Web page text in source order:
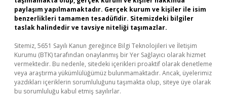
paylaşım yapılmamaktadır. Gerçek kurum ve kişiler ile isim
benzerlikleri tamamen tesadüfidir. Sitemizdeki bilgiler
taslak halindedir ve tavsiye niteliği taşımazlar.
Sitemiz, 5651 Sayılı Kanun gereğince Bilgi Teknolojileri ve İletişim
Kurumu (BTK) tarafından onaylanmış bir Yer Sağlayıcı olarak hizmet
vermektedir. Bu nedenle, sitedeki içerikleri proaktif olarak denetleme
veya araştırma yükümlülüğümüz bulunmamaktadır. Ancak, üyelerimiz
yazdıkları içeriklerin sorumluluğunu taşımakta olup, siteye üye olarak
bu sorumluluğu kabul etmiş sayılırlar.